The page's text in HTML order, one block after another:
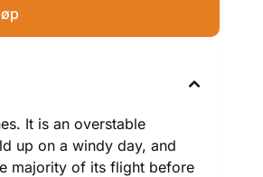
It is an overstable
up on a windy day, and
majority of its flight before